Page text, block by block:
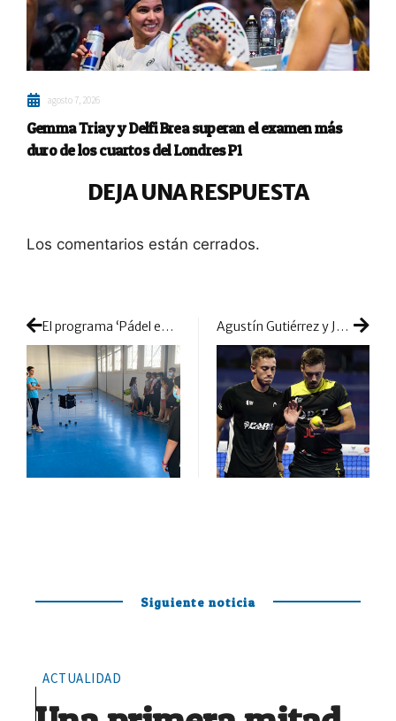
agosto 7, 2026
Gemma Triay y Delfi Brea superan el examen más
duro de los cuartos del Londres P1
DEJA UNA RESPUESTA
Los comentarios están cerrados.
El programa ‘Pádel en las aulas’ de la FAP consigue un nuevo éxito en Huelva Agustín Gutiérrez y José Rico, dos torbellinos que animan y agitan los 1/16 de final
Siguiente noticia
ACTUALIDAD